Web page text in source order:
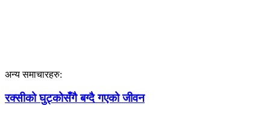
अन्य समाचारहरु:
रक्सीको घुट्कोसँगै बग्दै गएको जीवन